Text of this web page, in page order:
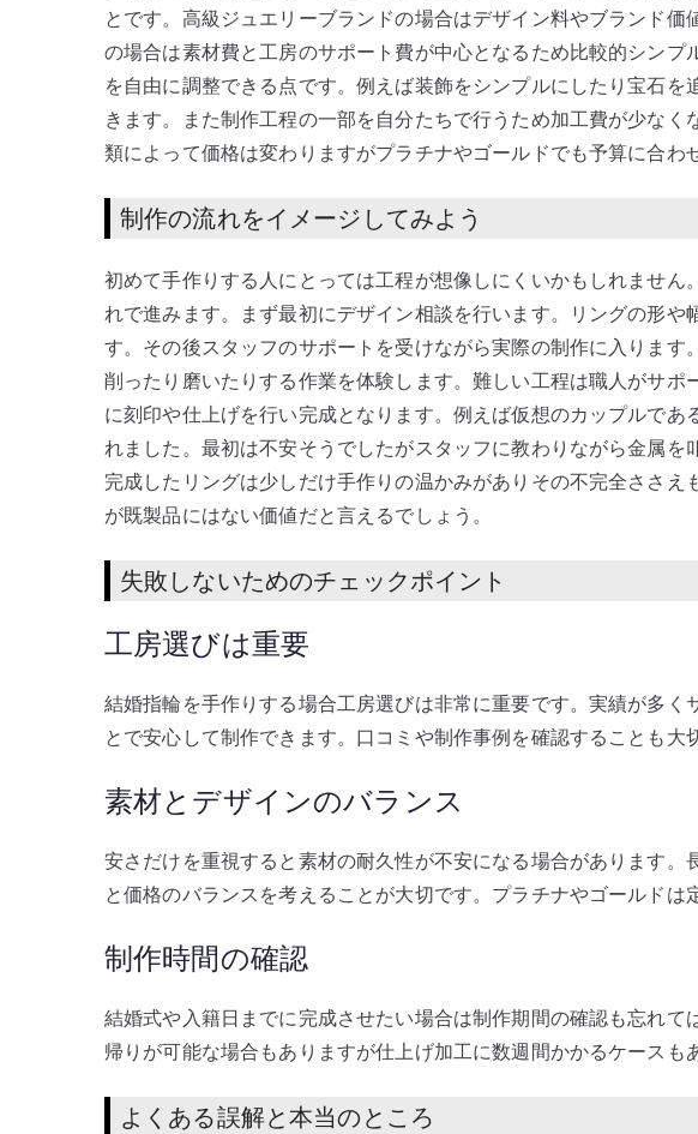
とです。高級ジュエリーブランドの場合はデザイン料やブランド価
の場合は素材費と工房のサポート費が中心となるため比較的シンプ
を自由に調整できる点です。例えば装飾をシンプルにしたり宝石
きます。また制作工程の一部を自分たちで行うため加工費が少な
類によって価格は変わりますがプラチナやゴールドでも予算に合わ
制作の流れをイメージしてみよう
初めて手作りする人にとっては工程が想像しにくいかもしれませ
れで進みます。まず最初にデザイン相談を行います。リングの形や
す。その後スタッフのサポートを受けながら実際の制作に入ります
削ったり磨いたりする作業を体験します。難しい工程は職人がサポ
に刻印や仕上げを行い完成となります。例えば仮想のカップルで
れました。最初は不安そうでしたがスタッフに教わりながら金属を
完成したリングは少しだけ手作りの温かみがありその不完全ささ
が既製品にはない価値だと言えるでしょう。
失敗しないためのチェックポイント
工房選びは重要
結婚指輪を手作りする場合工房選びは非常に重要です。実績が多く
とで安心して制作できます。口コミや制作事例を確認することも大
素材とデザインのバランス
安さだけを重視すると素材の耐久性が不安になる場合があります
と価格のバランスを考えることが大切です。プラチナやゴールドは
制作時間の確認
結婚式や入籍日までに完成させたい場合は制作期間の確認も忘れて
帰りが可能な場合もありますが仕上げ加工に数週間かかるケースも
よくある誤解と本当のところ